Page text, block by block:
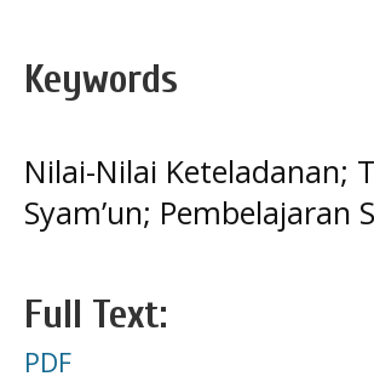
Keywords
Nilai-Nilai Keteladanan;
Syam’un; Pembelajaran
Full Text:
PDF